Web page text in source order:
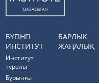
БҮГІНГІ
ИНСТИТУТ
Институт
туралы
Бұрынғы
БАРЛЫҚ
ЖАҢАЛЫҚ